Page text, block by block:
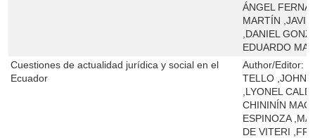
ÁNGEL
MARTÍN
,DANIEL
EDUARDO
Cuestiones de actualidad jurídica y social en el
Ecuador
Author/Editor:
TELLO
,LYONEL
CHININÍN
ESPINOZA
DE VITERI